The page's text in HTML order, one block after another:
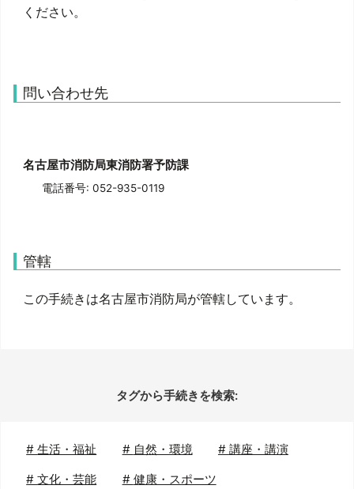
ください。
問い合わせ先
名古屋市消防局東消防署予防課
電話番号: 052-935-0119
管轄
この手続きは名古屋市消防局が管轄しています。
タグから手続きを検索:
#生活・福祉 # 自然・環境 # 講座・講演
#文化・芸能 # 健康・スポーツ